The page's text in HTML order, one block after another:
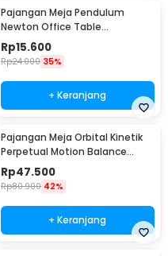
Pajangan Meja Pendulum
Newton Office Table
Decoration 5 Ball S - H50S
Rp15.600
Rp24.000 35%
+ Keranjang
Pajangan Meja Orbital Kinetik
Perpetual Motion Balance
Physics - NR31TX
Rp47.500
Rp80.900 42%
+ Keranjang